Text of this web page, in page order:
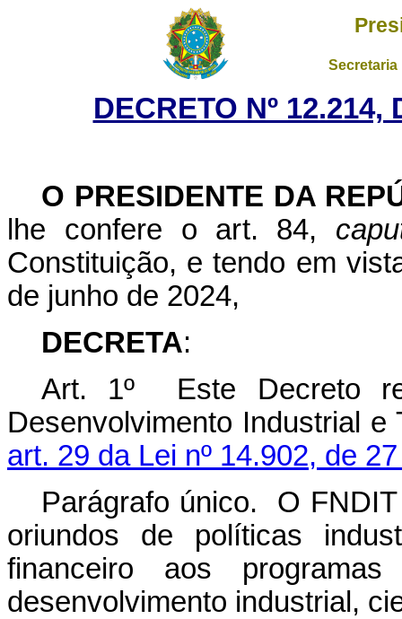
DECRETO Nº 12.214,
O PRESIDENTE DA
lhe confere o art. 84,
Constituição, e tendo em
de junho de 2024,
DECRETA:
Art. 1º Este Decreto
Desenvolvimento Industrial
art. 29 da Lei nº 14.902, de
Parágrafo único. O
oriundos de políticas
financeiro aos
desenvolvimento industrial,